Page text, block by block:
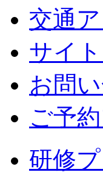
交通
サイ
お問
ご予
研修